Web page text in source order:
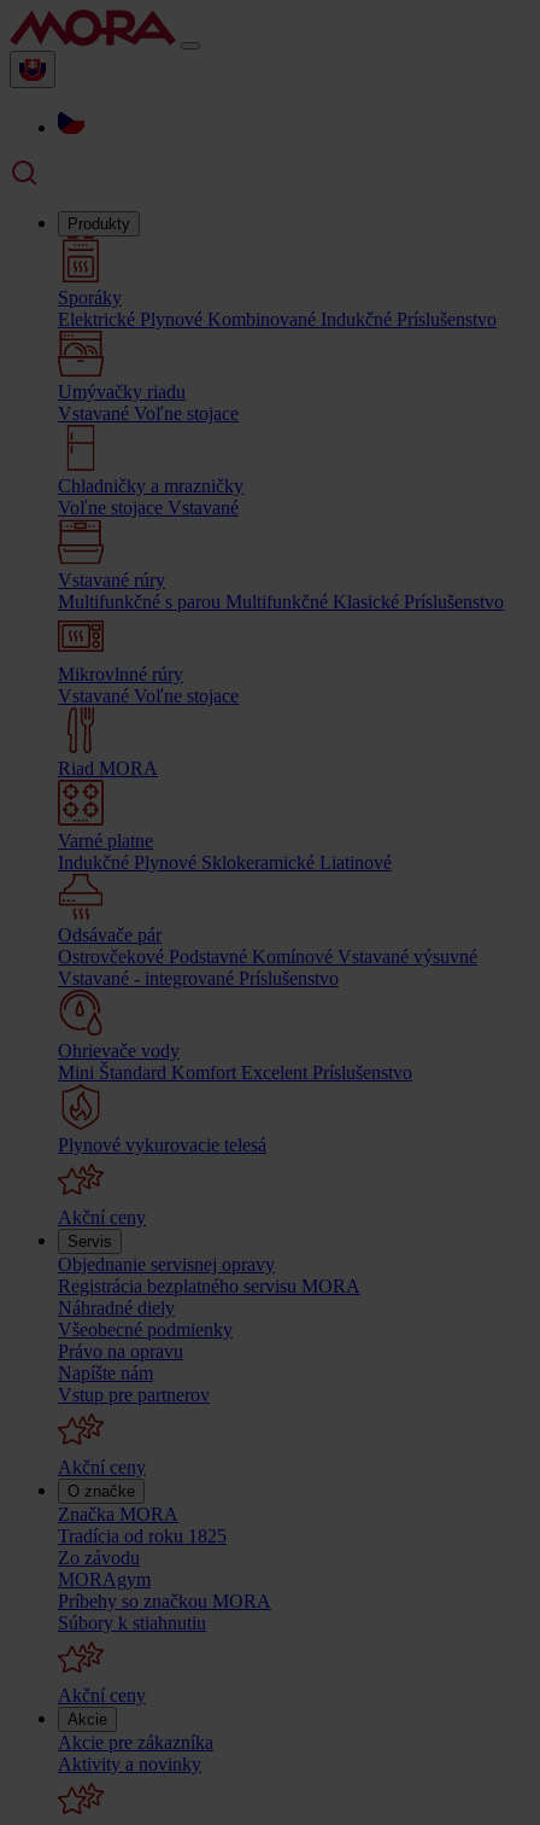
Produkty
Sporáky
Elektrické Plynové Kombinované Indukčné Príslušenstvo
Umývačky riadu
Vstavané Voľne stojace
Chladničky a mrazničky
Voľne stojace Vstavané
Vstavané rúry
Multifunkčné s parou Multifunkčné Klasické Príslušenstvo
Mikrovlnné rúry
Vstavané Voľne stojace
Riad MORA
Varné platne
Indukčné Plynové Sklokeramické Liatinové
Odsávače pár
Ostrovčekové Podstavné Komínové Vstavané výsuvné
Vstavané - integrované Príslušenstvo
Ohrievače vody
Mini Štandard Komfort Excelent Príslušenstvo
Plynové vykurovacie telesá
Akční ceny
Servis
Objednanie servisnej opravy
Registrácia bezplatného servisu MORA
Náhradné diely
Všeobecné podmienky
Právo na opravu
Napíšte nám
Vstup pre partnerov
Akční ceny
O značke
Značka MORA
Tradícia od roku 1825
Zo závodu
MORAgym
Príbehy so značkou MORA
Súbory k stiahnutiu
Akční ceny
Akcie
Akcie pre zákazníka
Aktivity a novinky